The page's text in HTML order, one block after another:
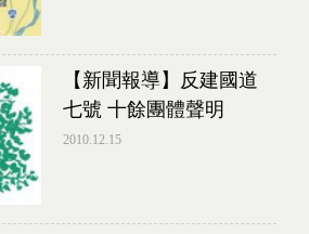
【新聞報導】反建國道
七號 十餘團體聲明
2010.12.15